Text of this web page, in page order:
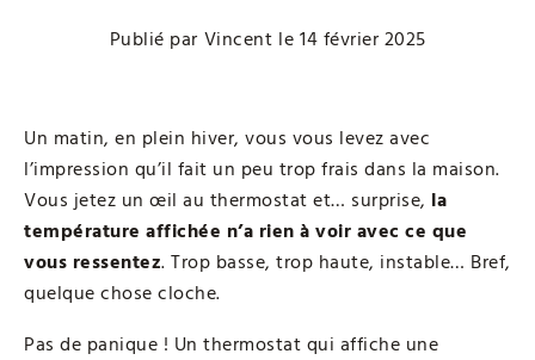
Publié par Vincent le 14 février 2025
Un matin, en plein hiver, vous vous levez avec
l’impression qu’il fait un peu trop frais dans la maison.
Vous jetez un œil au thermostat et… surprise, la
température affichée n’a rien à voir avec ce que
vous ressentez. Trop basse, trop haute, instable… Bref,
quelque chose cloche.
Pas de panique ! Un thermostat qui affiche une